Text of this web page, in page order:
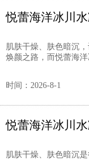
悦蕾海洋冰川
肌肤干燥、肤色暗沉
焕颜之路，而悦蕾海
时间：2026-8-1
悦蕾海洋冰川
肌肤干燥、肤色暗沉